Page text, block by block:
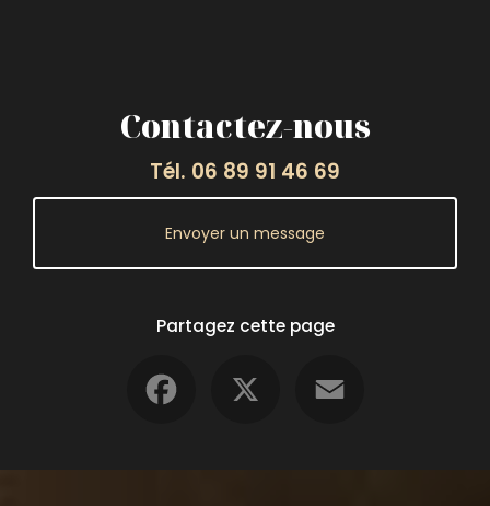
Contactez-nous
Tél. 06 89 91 46 69
Envoyer un message
Partagez cette page